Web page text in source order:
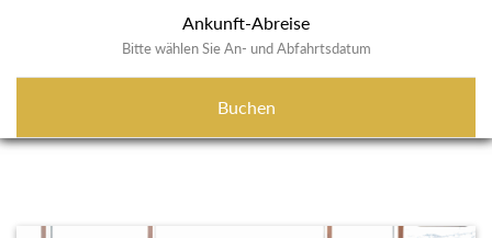
Ankunft-Abreise
Bitte wählen Sie An- und Abfahrtsdatum
Buchen